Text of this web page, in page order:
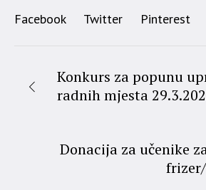
Facebook Twitter Pinterest
Konkurs za popunu
radnih mjesta
Donacija za učenike